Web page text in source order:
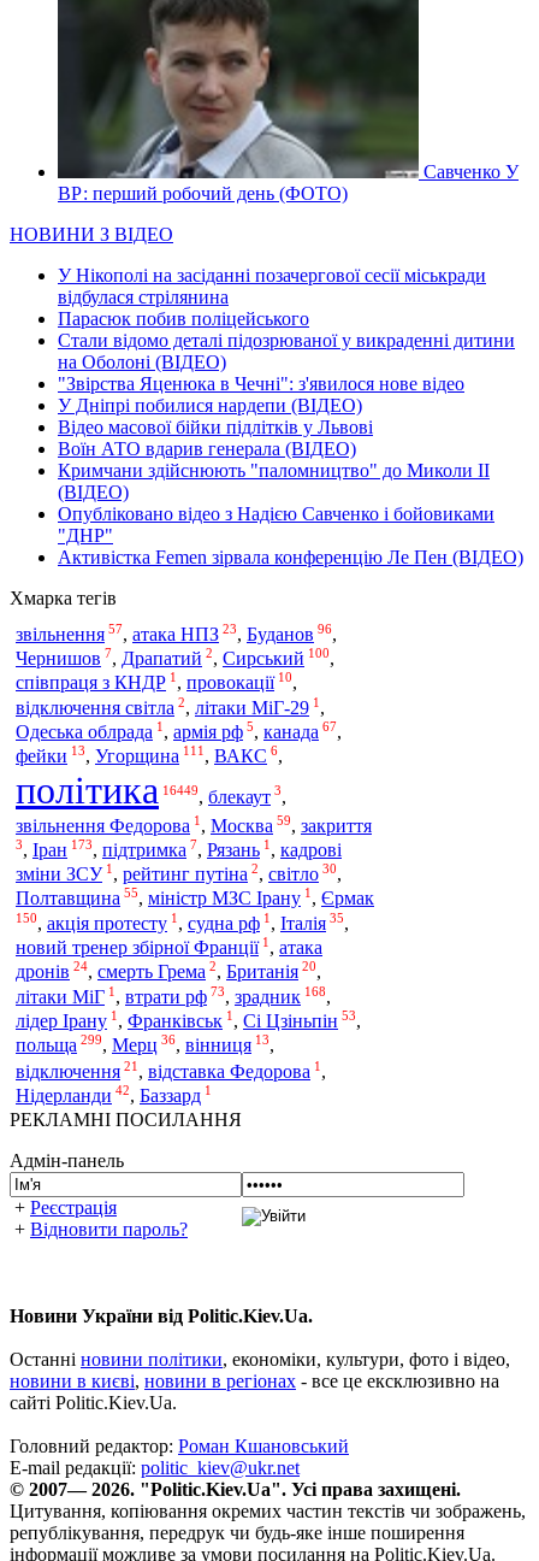
Савченко У
ВР: перший робочий день (ФОТО)
НОВИНИ З ВІДЕО
У Нікополі на засіданні позачергової сесії міськради
відбулася стрілянина
Парасюк побив поліцейського
Стали відомо деталі підозрюваної у викраденні дитини
на Оболоні (ВІДЕО)
"Звірства Яценюка в Чечні": з'явилося нове відео
У Дніпрі побилися нардепи (ВІДЕО)
Відео масової бійки підлітків у Львові
Воїн АТО вдарив генерала (ВІДЕО)
Кримчани здійснюють "паломництво" до Миколи ІІ
(ВІДЕО)
Опубліковано відео з Надією Савченко і бойовиками
"ДНР"
Активістка Femen зірвала конференцію Ле Пен (ВІДЕО)
Хмарка тегів
звільнення 57, атака НПЗ 23, Буданов 96,
Чернишов 7, Драпатий 2, Сирський 100,
співпраця з КНДР 1 , провокації 10,
відключення світла 2, літаки МіГ-29 1 ,
Одеська облрада 1 , армія рф 5, канада 67,
фейки 13, Угорщина 111 , ВАКС 6,
політика 16449, блекаут 3,
звільнення Федорова 1 , Москва 59, закриття
3, Іран 173, підтримка 7, Рязань 1 , кадрові
зміни ЗСУ 1 , рейтинг путіна 2, світло 30,
Полтавщина 55, міністр МЗС Ірану 1, Єрмак
150, акція протесту 1 , судна рф 1 , Італія 35,
новий тренер збірної Франції 1 , атака
дронів 24, смерть Грема 2, Британія 20,
літаки МіГ 1 , втрати рф 73, зрадник 168,
лідер Ірану 1 , Франківськ 1 , Сі Цзіньпін 53,
польща 299, Мерц 36, вінниця 13,
відключення 21 , відставка Федорова 1 ,
Нідерланди 42, Баззард 1
РЕКЛАМНІ ПОСИЛАННЯ
Адмін-панель
+ Реєстрація
+ Відновити пароль?
Новини України від Politic.Kiev.Ua.
Останні новини політики, економіки, культури, фото і відео,
новини в києві, новини в регіонах - все це ексклюзивно на
сайті Politic.Kiev.Ua.
Головний редактор: Роман Кшановський
E-mail редакції: politic_kiev@ukr.net
© 2007— 2026. "Politic.Kiev.Ua". Усі права захищені.
Цитування, копіювання окремих частин текстів чи зображень,
републікування, передрук чи будь-яке інше поширення
інформації можливе за умови посилання на Politic.Kiev.Ua.